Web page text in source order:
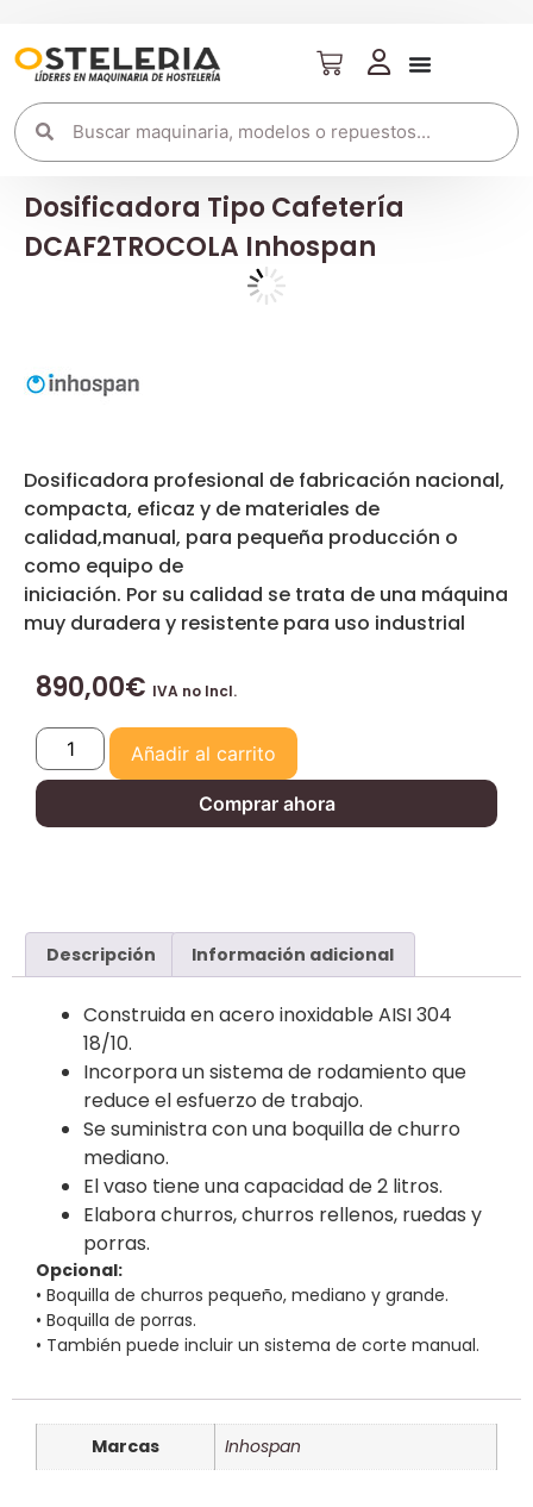
Dosificadora Tipo Cafetería
DCAF2TROCOLA Inhospan
Dosificadora profesional de fabricación nacional,
compacta, eficaz y de materiales de
calidad,manual, para pequeña producción o
como equipo de
iniciación. Por su calidad se trata de una máquina
muy duradera y resistente para uso industrial
890,00€ IVA no Incl.
Añadir al carrito
Comprar ahora
Descripción Información adicional
Construida en acero inoxidable AISI 304
18/10.
Incorpora un sistema de rodamiento que
reduce el esfuerzo de trabajo.
Se suministra con una boquilla de churro
mediano.
El vaso tiene una capacidad de 2 litros.
Elabora churros, churros rellenos, ruedas y
porras.
Opcional:
• Boquilla de churros pequeño, mediano y grande.
• Boquilla de porras.
• También puede incluir un sistema de corte manual.
Marcas Inhospan